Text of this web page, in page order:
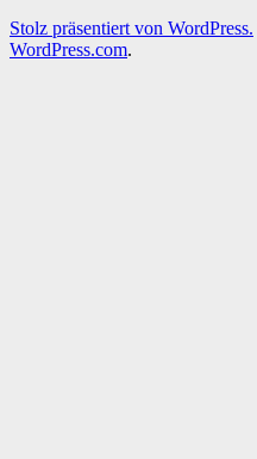
Stolz präsentiert von WordPress.
WordPress.com.